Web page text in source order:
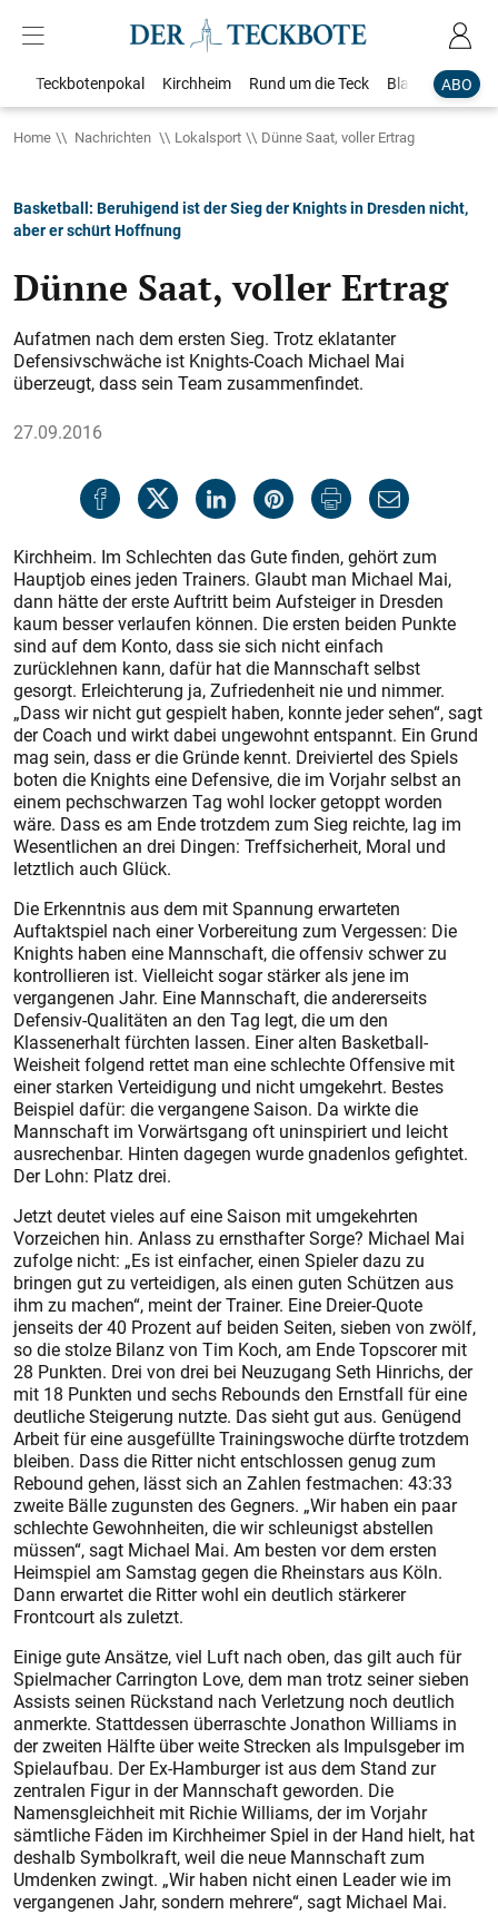
ABO
Teckbotenpokal Kirchheim Rund um die Teck Blaulicht
Home Nachrichten Lokalsport Dünne Saat, voller Ertrag
Basketball: Beruhigend ist der Sieg der Knights in Dresden nicht,
aber er schürt Hoffnung
Dünne Saat, voller Ertrag
Aufatmen nach dem ersten Sieg. Trotz eklatanter
Defensivschwäche ist Knights-Coach ­Michael Mai
überzeugt, dass sein Team zusammenfindet.
27.09.2016
Kirchheim. Im Schlechten das Gute finden, gehört zum
Hauptjob eines jeden Trainers. Glaubt man Michael Mai,
dann hätte der erste Auftritt beim Aufsteiger in Dresden
kaum besser verlaufen können. Die ersten beiden Punkte
sind auf dem Konto, dass sie sich nicht einfach
zurücklehnen kann, dafür hat die Mannschaft selbst
gesorgt. Erleichterung ja, Zufriedenheit nie und nimmer.
„Dass wir nicht gut gespielt haben, konnte jeder sehen“, sagt
der Coach und wirkt dabei ungewohnt entspannt. Ein Grund
mag sein, dass er die Gründe kennt. Dreiviertel des Spiels
boten die Knights eine Defensive, die im Vorjahr selbst an
einem pechschwarzen Tag wohl locker getoppt worden
wäre. Dass es am Ende trotzdem zum Sieg reichte, lag im
Wesentlichen an drei Dingen: Treffsicherheit, Moral und
letztlich auch Glück.
Die Erkenntnis aus dem mit Spannung erwarteten
Auftaktspiel nach einer Vorbereitung zum Vergessen: Die
Knights haben eine Mannschaft, die offensiv schwer zu
kontrollieren ist. Vielleicht sogar stärker als jene im
vergangenen Jahr. Eine Mannschaft, die andererseits
Defensiv-Qualitäten an den Tag legt, die um den
Klassenerhalt fürchten lassen. Einer alten Basketball-
Weisheit folgend rettet man eine schlechte Offensive mit
einer starken Verteidigung und nicht umgekehrt. Bestes
Beispiel dafür: die vergangene Saison. Da wirkte die
Mannschaft im Vorwärtsgang oft uninspiriert und leicht
ausrechenbar. Hinten dagegen wurde gnadenlos gefightet.
Der Lohn: Platz drei.
Jetzt deutet vieles auf eine Saison mit umgekehrten
Vorzeichen hin. Anlass zu ernsthafter Sorge? Michael Mai
zufolge nicht: „Es ist einfacher, einen Spieler dazu zu
bringen gut zu verteidigen, als einen guten Schützen aus
ihm zu machen“, meint der Trainer. Eine Dreier-Quote
jenseits der 40 Prozent auf beiden Seiten, sieben von zwölf,
so die stolze Bilanz von Tim Koch, am Ende Topscorer mit
28 Punkten. Drei von drei bei Neuzugang Seth Hinrichs, der
mit 18 Punkten und sechs Rebounds den Ernstfall für eine
deutliche Steigerung nutzte. Das sieht gut aus. Genügend
Arbeit für eine ausgefüllte Trainingswoche dürfte trotzdem
bleiben. Dass die Ritter nicht entschlossen genug zum
Rebound gehen, lässt sich an Zahlen festmachen: 43:33
zweite Bälle zugunsten des Gegners. „Wir haben ein paar
schlechte Gewohnheiten, die wir schleunigst abstellen
müssen“, sagt Michael Mai. Am besten vor dem ersten
Heimspiel am Samstag gegen die Rheinstars aus Köln.
Dann erwartet die Ritter wohl ein deutlich stärkerer
Frontcourt als zuletzt.
Einige gute Ansätze, viel Luft nach oben, das gilt auch für
Spielmacher Carrington Love, dem man trotz seiner sieben
Assists seinen Rückstand nach Verletzung noch deutlich
anmerkte. Stattdessen überraschte Jonathon Williams in
der zweiten Hälfte über weite Strecken als Impulsgeber im
Spielaufbau. Der Ex-Hamburger ist aus dem Stand zur
zentralen Figur in der Mannschaft geworden. Die
Namensgleichheit mit Richie Williams, der im Vorjahr
sämtliche Fäden im Kirchheimer Spiel in der Hand hielt, hat
deshalb Symbolkraft, weil die neue Mannschaft zum
Umdenken zwingt. „Wir haben nicht einen Leader wie im
vergangenen Jahr, sondern mehrere“, sagt Michael Mai.